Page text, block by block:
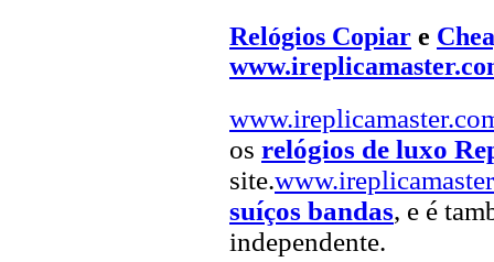
Relógios Copiar e
os relógios de luxo
site.
suíços bandas, e é
independente.